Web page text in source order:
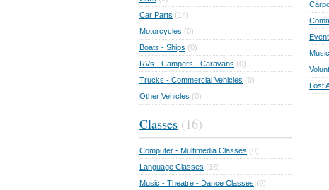
Car Parts (14)
Motorcycles (0)
Boats - Ships (0)
RVs - Campers - Caravans (0)
Trucks - Commercial Vehicles (0)
Other Vehicles (0)
Classes (16)
Computer - Multimedia Classes (0)
Language Classes (16)
Music - Theatre - Dance Classes (0)
Lost